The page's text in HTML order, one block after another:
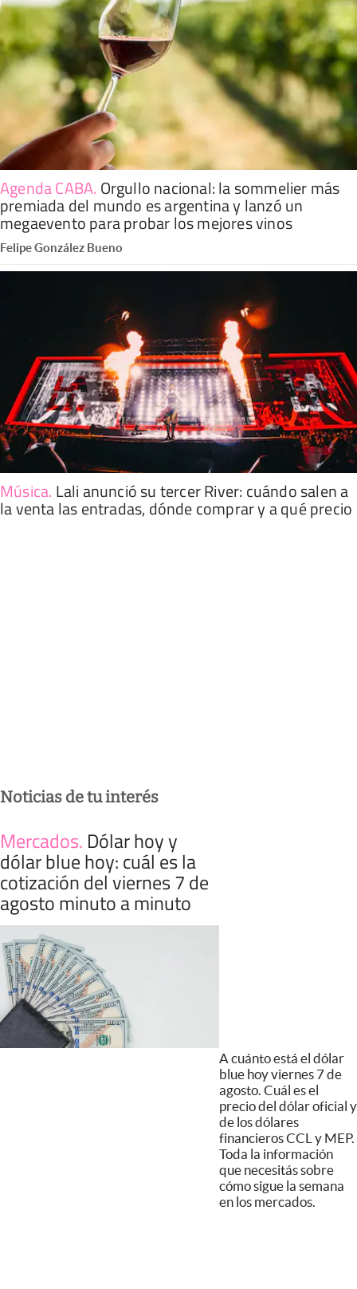
Agenda CABA. Orgullo nacional: la sommelier más
premiada del mundo es argentina y lanzó un
megaevento para probar los mejores vinos
Felipe González Bueno
Música. Lali anunció su tercer River: cuándo salen a
la venta las entradas, dónde comprar y a qué precio
Noticias de tu interés
Mercados. Dólar hoy y
dólar blue hoy: cuál es la
cotización del viernes 7 de
agosto minuto a minuto
A cuánto está el dólar
blue hoy viernes 7 de
agosto. Cuál es el
precio del dólar oficial y
de los dólares
financieros CCL y MEP.
Toda la información
que necesitás sobre
cómo sigue la semana
en los mercados.